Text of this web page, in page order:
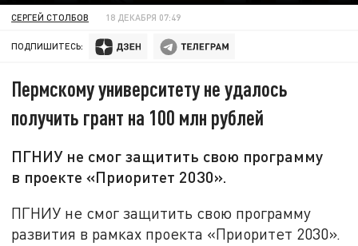
СЕРГЕЙ СТОЛБОВ 18 ДЕКАБРЯ 07:49
ПОДПИШИТЕСЬ:
Пермскому университету не удалось
получить грант на 100 млн рублей
ПГНИУ не смог защитить свою программу
в проекте «Приоритет 2030».
ПГНИУ не смог защитить свою программу
развития в рамках проекта «Приоритет 2030».